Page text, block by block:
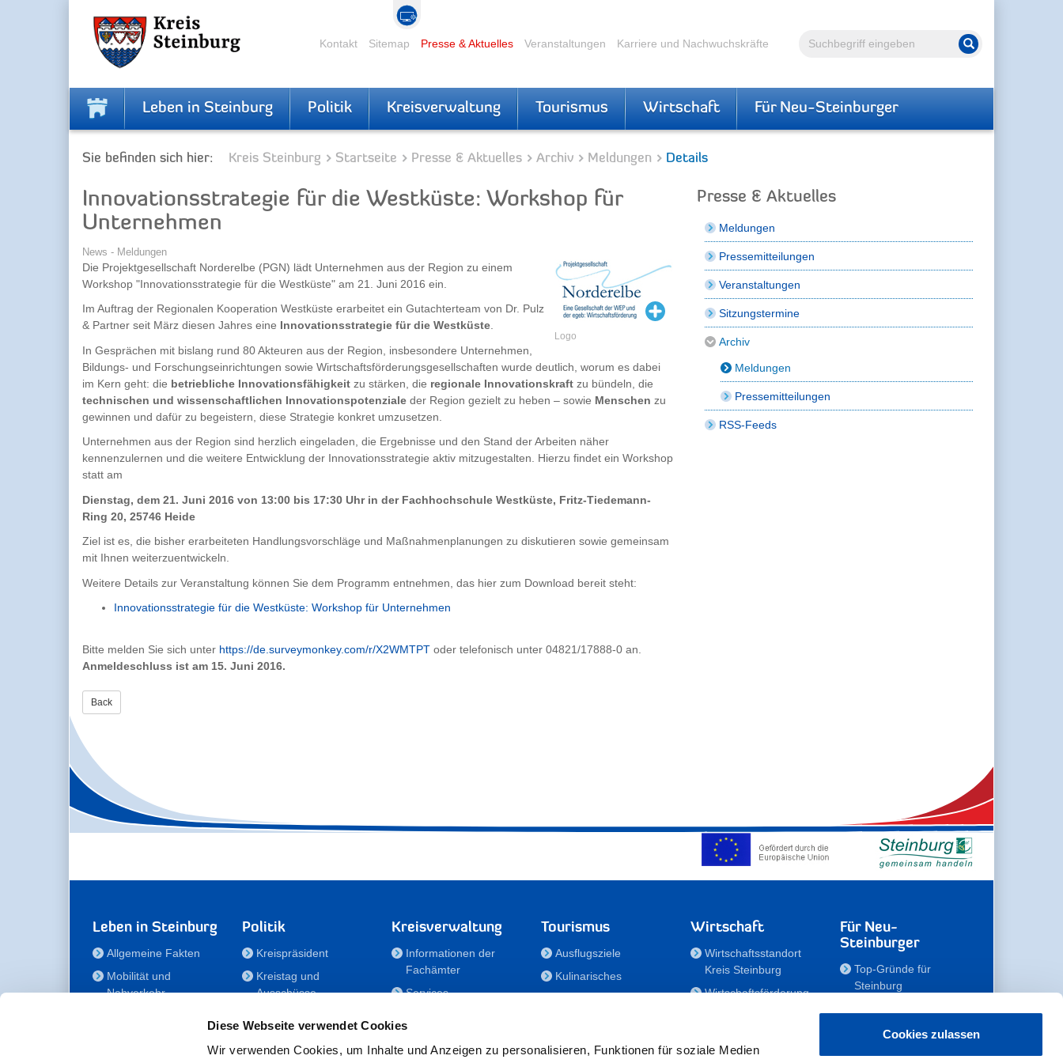
Diese Webseite verwendet Cookies
Wir verwenden Cookies, um Inhalte und Anzeigen zu personalisieren, Funktionen für soziale Medien
Cookies zulassen
Volltextsuche Suche starten
Kontakt Sitemap Presse & Aktuelles Veranstaltungen Karriere und Nachwuchskräfte
Leben in Steinburg Politik Kreisverwaltung Tourismus Wirtschaft Für Neu-Steinburger
Sie befinden sich hier: Kreis Steinburg Startseite Presse & Aktuelles Archiv Meldungen Details
Innovationsstrategie für die Westküste: Workshop für
Unternehmen
News - Meldungen
Logo
Die Projektgesellschaft Norderelbe (PGN) lädt Unternehmen aus der Region zu einem
Workshop "Innovationsstrategie für die Westküste" am 21. Juni 2016 ein.
Im Auftrag der Regionalen Kooperation Westküste erarbeitet ein Gutachterteam von Dr. Pulz
& Partner seit März diesen Jahres eine Innovationsstrategie für die Westküste
In Gesprächen mit bislang rund 80 Akteuren aus der Region, insbesondere Unternehmen,
Bildungs- und Forschungseinrichtungen sowie Wirtschaftsförderungsgesellschaften wurde deutlich, worum es dabei
im Kern geht: die betriebliche Innovationsfähigkeit zu stärken, die regionale Innovationskraft zu bündeln, die
technischen und wissenschaftlichen Innovationspotenziale der Region gezielt zu heben – sowie Menschen zu
gewinnen und dafür zu begeistern, diese Strategie konkret umzusetzen.
Unternehmen aus der Region sind herzlich eingeladen, die Ergebnisse und den Stand der Arbeiten näher
kennenzulernen und die weitere Entwicklung der Innovationsstrategie aktiv mitzugestalten. Hierzu findet ein Workshop
statt am
Dienstag, dem 21. Juni 2016 von 13:00 bis 17:30 Uhr in der Fachhochschule Westküste, Fritz-Tiedemann-
Ring 20, 25746 Heide
Ziel ist es, die bisher erarbeiteten Handlungsvorschläge und Maßnahmenplanungen zu diskutieren sowie gemeinsam
mit Ihnen weiterzuentwickeln.
Weitere Details zur Veranstaltung können Sie dem Programm entnehmen, das hier zum Download bereit steht:
Innovationsstrategie für die Westküste: Workshop für Unternehmen
Bitte melden Sie sich unter https://de.surveymonkey.com/r/X2WMTPT oder telefonisch unter 04821/17888-0 an.
Anmeldeschluss ist am 15. Juni 2016.
Back
Presse & Aktuelles
Meldungen
Pressemitteilungen
Veranstaltungen
Sitzungstermine
Archiv
Meldungen
Pressemitteilungen
RSS-Feeds
Leben in Steinburg
Allgemeine Fakten
Mobilität und
Nahverkehr
Politik
Kreispräsident
Kreistag und
Ausschüsse
für Menschen mit
Behinderung
Kreisverwaltung
Informationen der
Fachämter
Services
Nachwuchskräfte
Notdienste
Tourismus
Ausflugsziele
Kulinarisches
Veranstaltungen
Wirtschaft
Wirtschaftsstandort
Kreis Steinburg
Wirtschaftsförderung
Zahlen, Daten,
Für Neu-
Steinburger
Top-Gründe für
Steinburg
Meine Immobilie
Erholen